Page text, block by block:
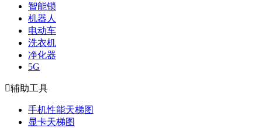
智能锁
机器人
电动车
洗衣机
净化器
5G
辅助工具
手机性能天梯图
显卡天梯图